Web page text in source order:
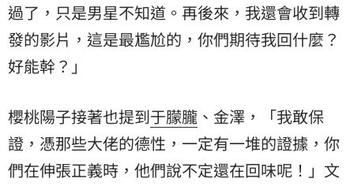
過了，只是男星不知道。再後來，我還會收到轉
發的影片，這是最尷尬的，你們期待我回什麼？
好能幹？」
櫻桃陽子接著也提到于朦朧 、金澤，「我敢保
證，憑那些大佬的德性，一定有一堆的證據，你
們在伸張正義時，他們說不定還在回味呢！」文